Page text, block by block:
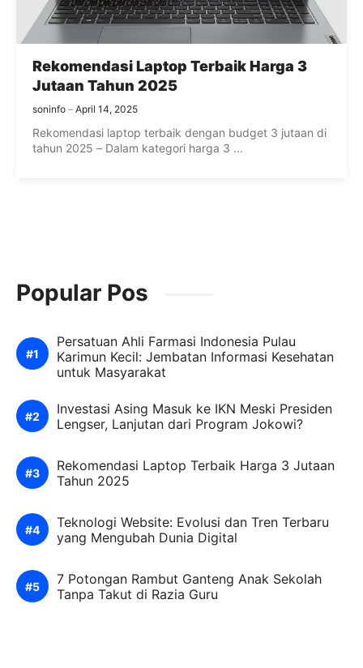
Rekomendasi Laptop Terbaik Harga 3
Jutaan Tahun 2025
soninfo April 14, 2025
Rekomendasi laptop terbaik dengan budget 3 jutaan di
tahun 2025 – Dalam kategori harga 3 ...
Popular Pos
Persatuan Ahli Farmasi Indonesia Pulau
Karimun Kecil: Jembatan Informasi Kesehatan
untuk Masyarakat
Investasi Asing Masuk ke IKN Meski Presiden
Lengser, Lanjutan dari Program Jokowi?
Rekomendasi Laptop Terbaik Harga 3 Jutaan
Tahun 2025
Teknologi Website: Evolusi dan Tren Terbaru
yang Mengubah Dunia Digital
7 Potongan Rambut Ganteng Anak Sekolah
Tanpa Takut di Razia Guru